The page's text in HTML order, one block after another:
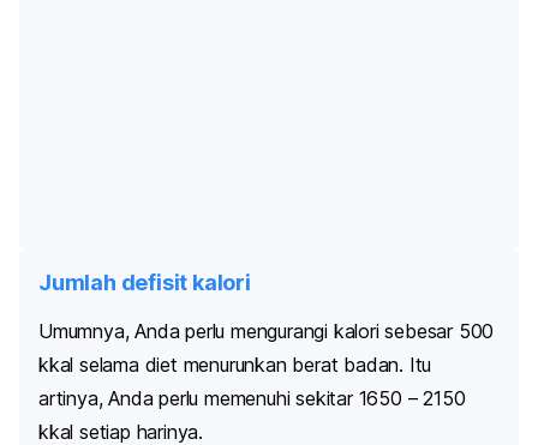
Jumlah defisit kalori
Umumnya, Anda perlu mengurangi kalori sebesar 500
kkal selama diet menurunkan berat badan. Itu
artinya, Anda perlu memenuhi sekitar 1650 – 2150
kkal setiap harinya.